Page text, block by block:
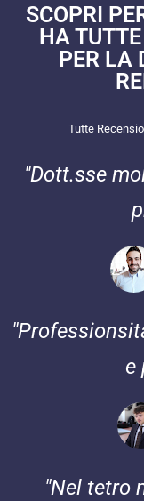
SCOPRI
HA
PER LA
Tutte
"Dott.sse
e
"Nel tetro